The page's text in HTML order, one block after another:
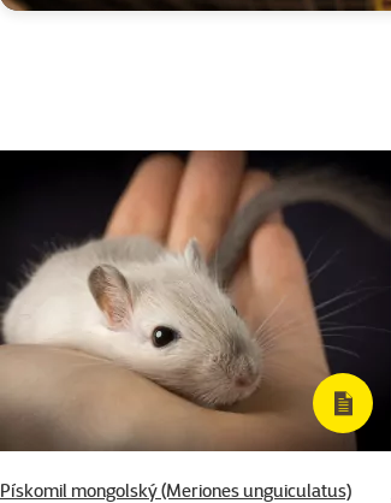
Pískomil mongolský (Meriones unguiculatus)